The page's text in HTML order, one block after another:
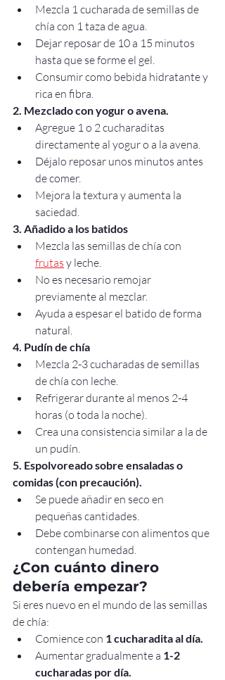
Mezcla 1 cucharada de semillas de
chía con 1 taza de agua.
Dejar reposar de 10 a 15 minutos
hasta que se forme el gel.
Consumir como bebida hidratante y
rica en fibra.
2. Mezclado con yogur o avena.
Agregue 1 o 2 cucharaditas
directamente al yogur o a la avena.
Déjalo reposar unos minutos antes
de comer.
Mejora la textura y aumenta la
saciedad.
3. Añadido a los batidos
Mezcla las semillas de chía con
frutas y leche.
No es necesario remojar
previamente al mezclar.
Ayuda a espesar el batido de forma
natural.
4. Pudín de chía
Mezcla 2-3 cucharadas de semillas
de chía con leche.
Refrigerar durante al menos 2-4
horas (o toda la noche).
Crea una consistencia similar a la de
un pudín.
5. Espolvoreado sobre ensaladas o
comidas (con precaución).
Se puede añadir en seco en
pequeñas cantidades.
Debe combinarse con alimentos que
contengan humedad.
¿Con cuánto dinero
debería empezar?
Si eres nuevo en el mundo de las semillas
de chía:
Comience con 1 cucharadita al día.
Aumentar gradualmente a 1-2
cucharadas por día.